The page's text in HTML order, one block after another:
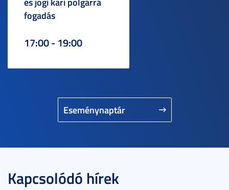
Eseménynaptár
fogadás
17:00 - 19:00
Kapcsolódó hírek